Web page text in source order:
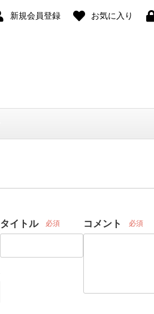
新規会員登録 お気に入り
タイトル 必須 コメント 必須